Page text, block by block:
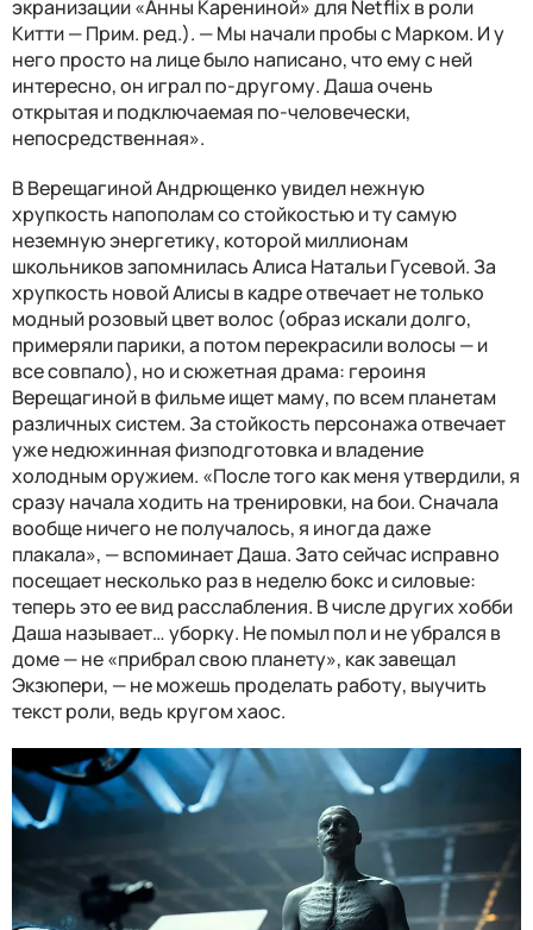
экранизации «Анны Карениной» для Netflix в роли
Китти — Прим. ред.). — Мы начали пробы с Марком. И у
него просто на лице было написано, что ему с ней
интересно, он играл по-другому. Даша очень
открытая и подключаемая по-человечески,
непосредственная».
В Верещагиной Андрющенко увидел нежную
хрупкость напополам со стойкостью и ту самую
неземную энергетику, которой миллионам
школьников запомнилась Алиса Натальи Гусевой. За
хрупкость новой Алисы в кадре отвечает не только
модный розовый цвет волос (образ искали долго,
примеряли парики, а потом перекрасили волосы — и
все совпало), но и сюжетная драма: героиня
Верещагиной в фильме ищет маму, по всем планетам
различных систем. За стойкость персонажа отвечает
уже недюжинная физподготовка и владение
холодным оружием. «После того как меня утвердили, я
сразу начала ходить на тренировки, на бои. Сначала
вообще ничего не получалось, я иногда даже
плакала», — вспоминает Даша. Зато сейчас исправно
посещает несколько раз в неделю бокс и силовые:
теперь это ее вид расслабления. В числе других хобби
Даша называет… уборку. Не помыл пол и не убрался в
доме — не «прибрал свою планету», как завещал
Экзюпери, — не можешь проделать работу, выучить
текст роли, ведь кругом хаос.